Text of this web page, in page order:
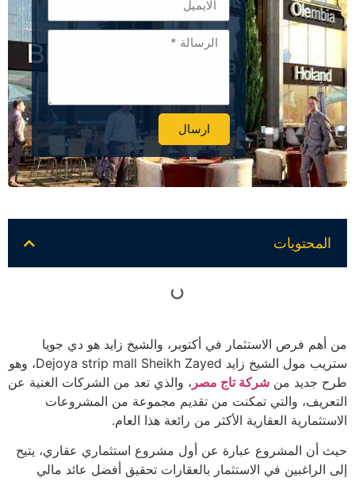
ارسال
Alternative:
المحتويات
من أهم فرص الاستثمار في أكتوبر، والشيخ زايد هو دي جويا
ستريب مول الشيخ زايد Dejoya strip mall Sheikh Zayed، وهو
طرح جديد من شركة تاج مصر ، والذي تعد من الشركات الغنية عن
التعريف، والتي تمكنت من تقديم مجموعة من المشروعات
الاستثمارية العقارية الأكثر من رائعة هذا العام.
حيث أن المشروع عبارة عن أول مشروع استثماري عقاري، يتيح
إلى الراغبين في الاستثمار بالعقارات تحقيق أفضل عائد مالي